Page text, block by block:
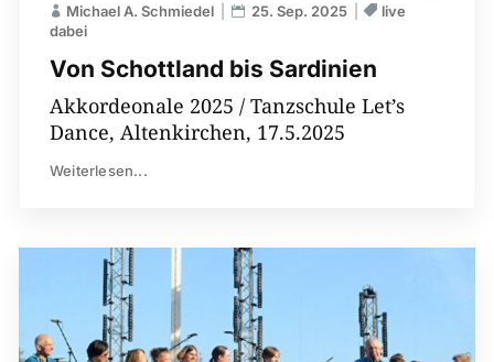
Von Schottland bis Sardinien
Michael A. Schmiedel 25. Sep. 2025
live
dabei
Akkordeonale 2025 / Tanzschule Let’s
Dance, Altenkirchen, 17.5.2025
Weiterlesen...